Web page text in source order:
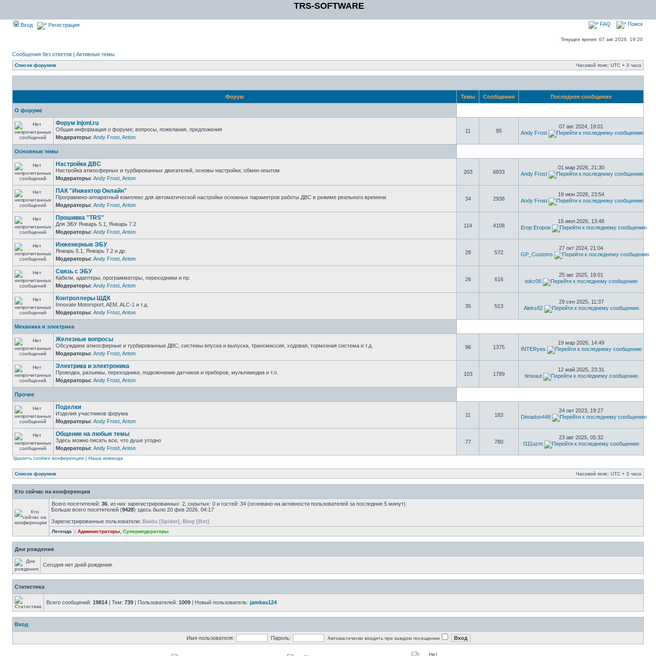
TRS-SOFTWARE
Вход Регистрация FAQ Поиск
Текущее время: 07 авг 2026, 19:20
Сообщения без ответов | Активные темы
Список форумов Часовой пояс: UTC + 3 часа
Форум Темы Сообщения Последнее сообщение
О форуме
Форум Injonl.ru
Общая информация о форуме; вопросы, пожелания, предложения
Модераторы: Andy Frost Anton
11 95
07 авг 2024, 19:01
Andy Frost
Основные темы
Настройка ДВС
Настройка атмосферных и турбированных двигателей, основы настройки, обмен опытом
Модераторы: Andy Frost Anton
203 6833
01 мар 2026, 21:30
Andy Frost
ПАК "Инжектор Онлайн"
Программно-аппаратный комплекс для автоматической настройки основных параметров работы ДВС в режиме реального времени
Модераторы: Andy Frost Anton
34 2938
19 июн 2026, 23:54
Andy Frost
Прошивка "TRS"
Для ЭБУ Январь 5.1, Январь 7.2
Модераторы: Andy Frost Anton
114 4108
15 июл 2026, 13:48
Егор Егоров
Инженерные ЭБУ
Январь 5.1, Январь 7.2 и др.
Модераторы: Andy Frost Anton
28 572
27 окт 2024, 21:04
GP_Customs
Связь с ЭБУ
Кабели, адаптеры, программаторы, переходники и пр.
Модераторы: Andy Frost Anton
26 616
25 авг 2025, 19:01
tokc06
Контроллеры ШДК
Innovate Motorsport, AEM, ALC-1 и т.д.
Модераторы: Andy Frost Anton
35 513
29 сен 2025, 11:37
Aleks82
Механика и электрика
Железные вопросы
Обсуждаем атмосферные и турбированные ДВС, системы впуска и выпуска, трансмиссия, ходовая, тормозная система и т.д.
Модераторы: Andy Frost Anton
96 1375
19 мар 2026, 14:49
INTERyes
Электрика и электроника
Проводка, разъемы, переходники, подключение датчиков и приборов, мультимедиа и т.п.
Модераторы: Andy Frost Anton
103 1789
12 май 2025, 23:31
timeaut
Прочее
Поделки
Изделия участников форума
Модераторы: Andy Frost Anton
11 183
24 окт 2023, 19:27
Dimadon448
Общение на любые темы
Здесь можно писать все, что душе угодно
Модераторы: Andy Frost Anton
77 780
23 авг 2025, 05:32
f111uzm
Удалить cookies конференции | Наша команда
Список форумов Часовой пояс: UTC + 3 часа
Кто сейчас на конференции
Всего посетителей: 36 , из них зарегистрированных: 2, скрытых: 0 и гостей: 34 (основано на активности пользователей за последние 5 минут)
Больше всего посетителей (9428) здесь было 20 фев 2026, 04:17
Зарегистрированные пользователи: Baidu [Spider] Bing [Bot]
Легенда :: Администраторы Супермодераторы
Дни рождения
Сегодня нет дней рождения.
Статистика
Всего сообщений: 19814 | Тем: 739 | Пользователей: 1009 | Новый пользователь: jamkas124
Вход
Имя пользователя: Пароль: Автоматически входить при каждом посещении